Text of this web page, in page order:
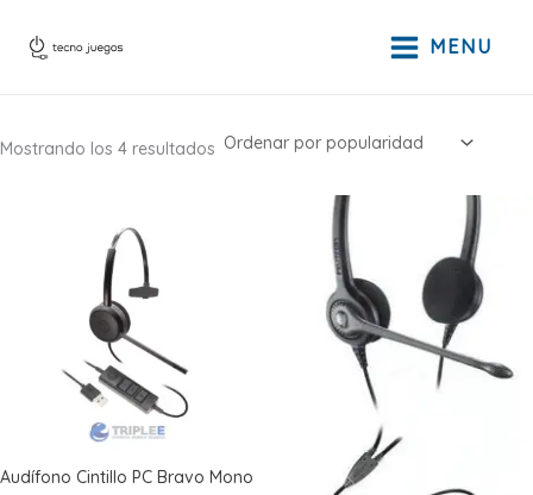
MENU
Mostrando los 4 resultados Ordenado
Audífono Cintillo PC Bravo Mono